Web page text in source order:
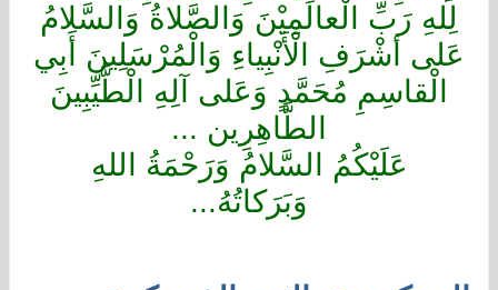
لِلهِ رَبِّ الْعالَمِيْنَ وَالصَّلاةُ وَالسَّلامُ
عَلى أشْرَفِ الْأَنْبِياءِ وَالْمُرْسَلِينَ أَبِي
الْقاسِمِ مُحَمَّدٍ وَعَلى آلِهِ الْطَّيِّبِينَ
الطَّاهِرِين ...
عَلَيْكُمُ السَّلامُ وَرَحْمَةُ اللهِ
وَبَرَكاتُهُ...